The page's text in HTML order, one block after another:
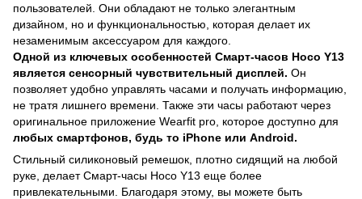
пользователей. Они обладают не только элегантным
дизайном, но и функциональностью, которая делает их
незаменимым аксессуаром для каждого.
Одной из ключевых особенностей Cмарт-часов Hoco Y13
является сенсорный чувствительный дисплей. Он
позволяет удобно управлять часами и получать информацию,
не тратя лишнего времени. Также эти часы работают через
оригинальное приложение Wearfit pro, которое доступно для
любых смартфонов, будь то iPhone или Android.
Стильный силиконовый ремешок, плотно сидящий на любой
руке, делает Cмарт-часы Hoco Y13 еще более
привлекательными. Благодаря этому, вы можете быть